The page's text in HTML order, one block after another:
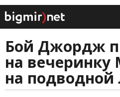
Бой Джордж
на вечеринку
на подводной